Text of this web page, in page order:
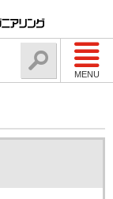
MENU